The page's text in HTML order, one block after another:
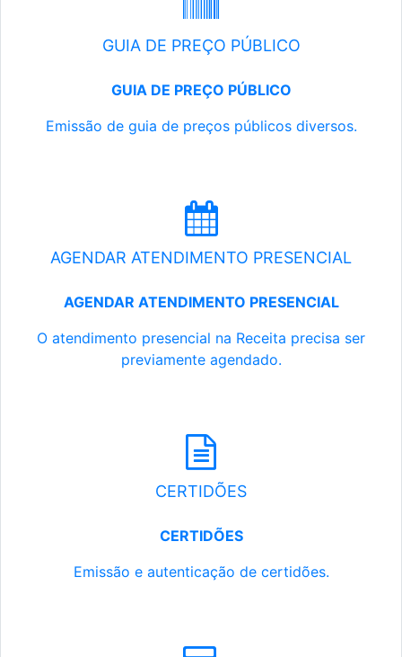
GUIA DE PREÇO PÚBLICO
GUIA DE PREÇO PÚBLICO
Emissão de guia de preços públicos diversos.
AGENDAR ATENDIMENTO PRESENCIAL
AGENDAR ATENDIMENTO PRESENCIAL
O atendimento presencial na Receita precisa ser
previamente agendado.
CERTIDÕES
CERTIDÕES
Emissão e autenticação de certidões.